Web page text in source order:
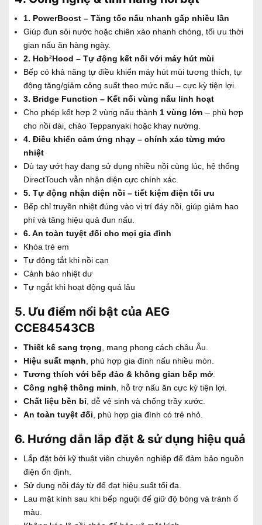
1. PowerBoost – Tăng tốc nấu nhanh gấp nhiều lần
Giúp đun sôi nước hoặc chiên xào nhanh chóng, tối ưu thời
gian nấu ăn hàng ngày.
2. Hob²Hood – Tự động kết nối với máy hút mùi
Bếp có khả năng tự điều khiển máy hút mùi tương thích, tự
động tăng/giảm công suất theo mức nấu – cực kỳ tiện lợi.
3. Bridge Function – Kết nối vùng nấu linh hoạt
Cho phép kết hợp 2 vùng nấu thành 1 vùng lớn – phù hợp
cho nồi dài, chảo Teppanyaki hoặc khay nướng.
4. Điều khiển cảm ứng nhạy – chính xác từng mức
nhiệt
Dù tay ướt hay đang sử dụng nhiều nồi cùng lúc, hệ thống
DirectTouch vẫn nhận diện cực chính xác.
5. Tự động nhận diện nồi – tiết kiệm điện tối ưu
Bếp chỉ truyền nhiệt đúng vào vị trí đáy nồi, giúp giảm hao
phí và tăng hiệu quả đun nấu.
6. An toàn tuyệt đối cho mọi gia đình
Khóa trẻ em
Tự động tắt khi nồi cạn
Cảnh báo nhiệt dư
Tự ngắt khi hoạt động quá lâu
5. Ưu điểm nổi bật của AEG
CCE84543CB
Thiết kế sang trọng , mang phong cách châu Âu.
Hiệu suất mạnh , phù hợp gia đình nấu nhiều món.
Tương thích với bếp đảo & không gian bếp mở
Công nghệ thông minh , hỗ trợ nấu ăn cực kỳ tiện lợi.
Chất liệu bền bỉ , dễ vệ sinh và chống trầy xước.
An toàn tuyệt đối , phù hợp gia đình có trẻ nhỏ.
6. Hướng dẫn lắp đặt & sử dụng hiệu quả
Lắp đặt bởi kỹ thuật viên chuyên nghiệp để đảm bảo nguồn
điện ổn định.
Sử dụng nồi đáy từ để đạt hiệu suất tối đa.
Lau mặt kính sau khi bếp nguội để giữ độ bóng và tránh ố
màu.